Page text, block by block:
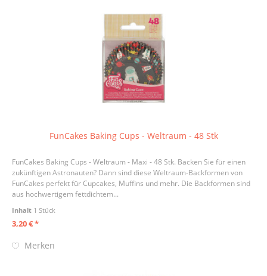
FunCakes Baking Cups - Weltraum - 48 Stk
FunCakes Baking Cups - Weltraum - Maxi - 48 Stk. Backen Sie für einen
zukünftigen Astronauten? Dann sind diese Weltraum-Backformen von
FunCakes perfekt für Cupcakes, Muffins und mehr. Die Backformen sind
aus hochwertigem fettdichtem...
Inhalt 1 Stück
3,20 € *
Merken